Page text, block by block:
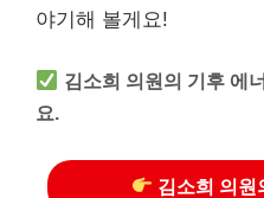
야기해 볼게요!
김소희 의원의 기후 에
요.
김소희 의원